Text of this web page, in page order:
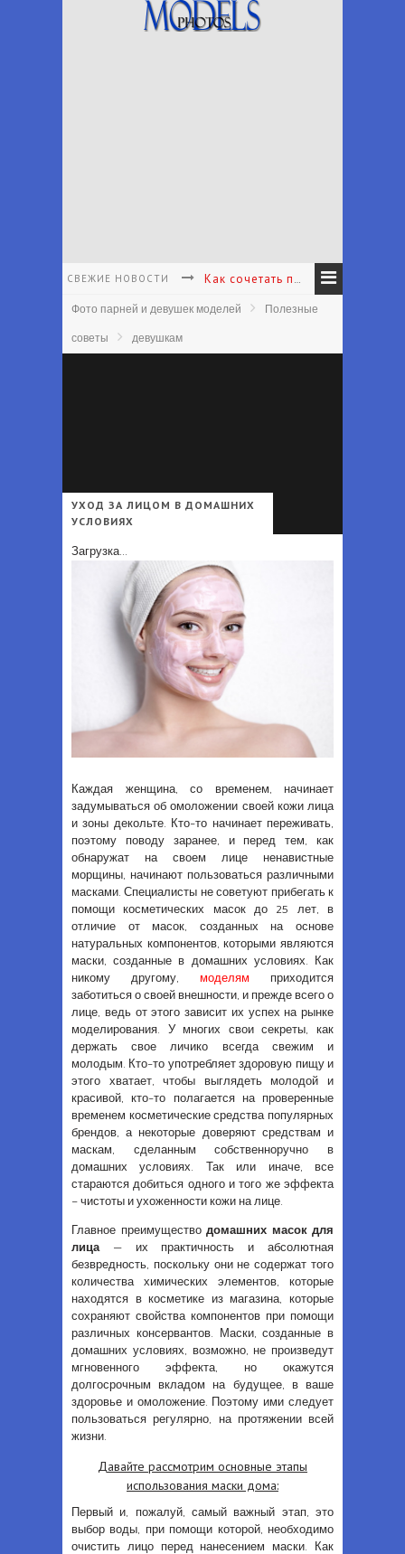
СВЕЖИЕ НОВОСТИ Как сочетать принты в одежде - Как подбирать и сочетать принты
Как подобрать аксессуары к наряду - Как подобрать аксессуары в соответствии с вашим личным стилем
Фото парней и девушек моделей Полезные
советы девушкам
УХОД ЗА ЛИЦОМ В ДОМАШНИХ
УСЛОВИЯХ
Загрузка...
Каждая женщина, со временем, начинает
задумываться об омоложении своей кожи лица
и зоны декольте. Кто-то начинает переживать,
поэтому поводу заранее, и перед тем, как
обнаружат на своем лице ненавистные
морщины, начинают пользоваться различными
масками. Специалисты не советуют прибегать к
помощи косметических масок до 25 лет, в
отличие от масок, созданных на основе
натуральных компонентов, которыми являются
маски, созданные в домашних условиях. Как
никому другому, моделям приходится
заботиться о своей внешности, и прежде всего о
лице, ведь от этого зависит их успех на рынке
моделирования. У многих свои секреты, как
держать свое личико всегда свежим и
молодым. Кто-то употребляет здоровую пищу и
этого хватает, чтобы выглядеть молодой и
красивой, кто-то полагается на проверенные
временем косметические средства популярных
брендов, а некоторые доверяют средствам и
маскам, сделанным собственноручно в
домашних условиях. Так или иначе, все
стараются добиться одного и того же эффекта
– чистоты и ухоженности кожи на лице.
Главное преимущество домашних масок для
лица — их практичность и абсолютная
безвредность, поскольку они не содержат того
количества химических элементов, которые
находятся в косметике из магазина, которые
сохраняют свойства компонентов при помощи
различных консервантов. Маски, созданные в
домашних условиях, возможно, не произведут
мгновенного эффекта, но окажутся
долгосрочным вкладом на будущее, в ваше
здоровье и омоложение. Поэтому ими следует
пользоваться регулярно, на протяжении всей
жизни.
Давайте рассмотрим основные этапы
использования маски дома:
Первый и, пожалуй, самый важный этап, это
выбор воды, при помощи которой, необходимо
очистить лицо перед нанесением маски. Как